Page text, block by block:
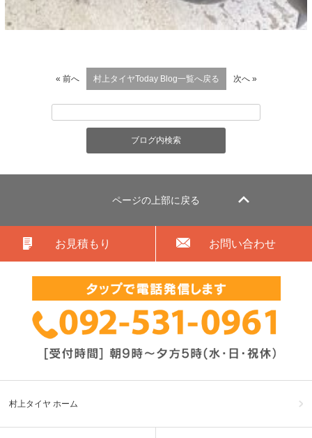
« 前へ 村上タイヤToday Blog一覧へ戻る 次へ »
ページの上部に戻る
お見積もり お問い合わせ
村上タイヤ ホーム